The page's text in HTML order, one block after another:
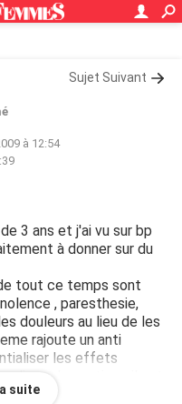
Sujet Suivant
à 12:54
3 ans et j'ai vu sur bp
à donner sur du
tout ce temps sont
, paresthesie,
douleurs au lieu de les
rajoute un anti
les effets
lisant les notices il est
avec le topalic
suite